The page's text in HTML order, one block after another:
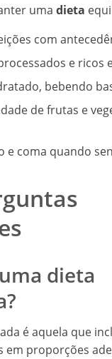
uma dieta
com
e ricos
bebendo
de frutas e
e coma quando
dieta
é aquela que
em proporções